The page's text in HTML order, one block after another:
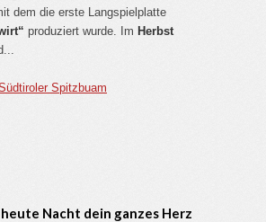
dem die erste Langspielplatte
produziert wurde. Im Herbst
Spitzbuam
heute Nacht dein ganzes Herz